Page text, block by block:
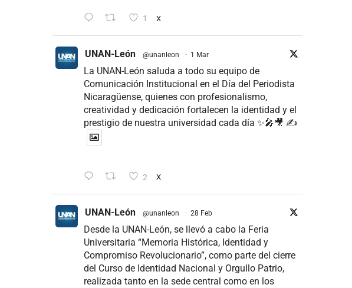
1 X
UNAN-León @unanleon · 1 Mar
La UNAN-León saluda a todo su equipo de
Comunicación Institucional en el Día del Periodista
Nicaragüense, quienes con profesionalismo,
creatividad y dedicación fortalecen la identidad y el
prestigio de nuestra universidad cada día ✨🎤🎥 ✍
2 X
UNAN-León @unanleon · 28 Feb
Desde la UNAN-León, se llevó a cabo la Feria
Universitaria “Memoria Histórica, Identidad y
Compromiso Revolucionario”, como parte del cierre
del Curso de Identidad Nacional y Orgullo Patrio,
realizada tanto en la sede central como en los